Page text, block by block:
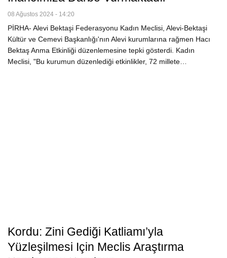
08 Ağustos 2024 - 14:20
PİRHA- Alevi Bektaşi Federasyonu Kadın Meclisi, Alevi-Bektaşi
Kültür ve Cemevi Başkanlığı'nın Alevi kurumlarına rağmen Hacı
Bektaş Anma Etkinliği düzenlemesine tepki gösterdi. Kadın
Meclisi, "Bu kurumun düzenlediği etkinlikler, 72 millete…
Kordu: Zini Gediği Katliamı’yla
Yüzleşilmesi Için Meclis Araştırma